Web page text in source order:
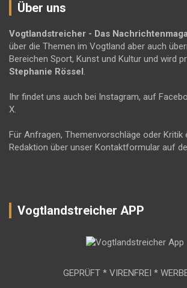
Über uns
Vogtlandstreicher - Das
über die Themen im Vogtland aber auch
Bereichen Sport, Kunst und Kultur und wird
Stephanie Rössel .
Ihr findet uns auch bei Instagram, auf
X.
Für Anfragen, Themenvorschläge oder Kritik
Redaktion über unser Kontaktformular auf
Vogtlandstreicher APP
GEPRÜFT * VIRENFREI *